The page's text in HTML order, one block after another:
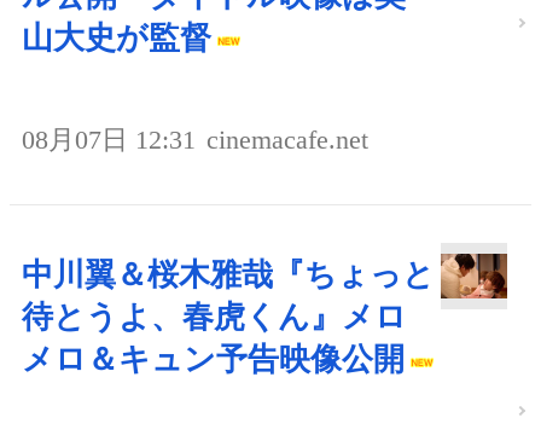
山大史が監督
08月07日 12:31 cinemacafe.net
中川翼＆桜木雅哉『ちょっと
待とうよ、春虎くん』メロ
メロ＆キュン予告映像公開